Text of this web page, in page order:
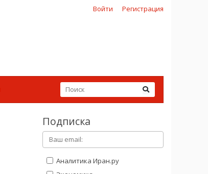
Войти Регистрация
Подписка
Аналитика Иран.ру